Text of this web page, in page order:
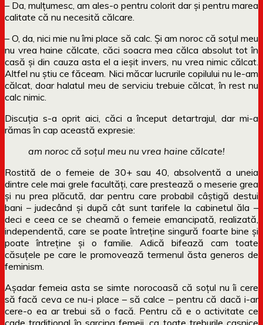
– Da, mulțumesc, am ales-o pentru colorit dar și pentru marea
calitate că nu necesită călcare.
– O, da, nici mie nu îmi place să calc. Și am noroc că soțul meu
nu vrea haine călcate, căci soacra mea călca absolut tot în
casă și din cauza asta el a ieșit invers, nu vrea nimic călcat.
Altfel nu știu ce făceam. Nici măcar lucrurile copilului nu le-am
călcat, doar halatul meu de serviciu trebuie călcat, în rest nu
calc nimic.
Discuția s-a oprit aici, căci a început detartrajul, dar mi-a
rămas în cap această expresie:
am noroc că soțul meu nu vrea haine călcate!
Rostită de o femeie de 30+ sau 40, absolventă a uneia
dintre cele mai grele facultăți, care prestează o meserie grea
și nu prea plăcută, dar pentru care probabil câștigă destui
bani – judecând și după cât sunt tarifele la cabinetul ăla –
deci e ceea ce se cheamă o femeie emancipată, realizată,
independentă, care se poate întreține singură foarte bine și
poate întreține și o familie. Adică bifează cam toate
căsuțele pe care le promovează termenul ăsta generos de
feminism.
Așadar femeia asta se simte norocoasă că soțul nu îi cere
să facă ceva ce nu-i place – să calce – pentru că dacă i-ar
cere-o ea ar trebui să o facă. Pentru că e o activitate ce
cade tradițional în sarcina femeii, ca toate treburile casnice